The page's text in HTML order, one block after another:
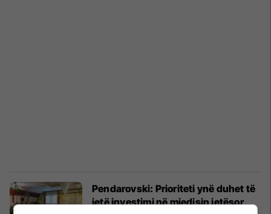
Pendarovski: Prioriteti ynë duhet të
jetë investimi në mjedisin jetësor